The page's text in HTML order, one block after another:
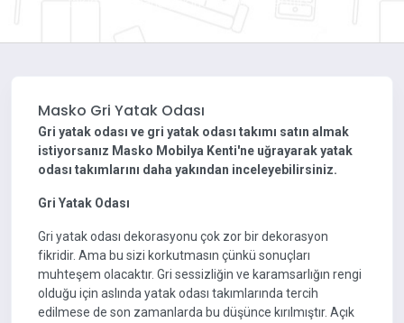
Masko Gri Yatak Odası
Gri yatak odası ve gri yatak odası takımı satın almak
istiyorsanız Masko Mobilya Kenti'ne uğrayarak yatak
odası takımlarını daha yakından inceleyebilirsiniz.
Gri Yatak Odası
Gri yatak odası dekorasyonu çok zor bir dekorasyon
fikridir. Ama bu sizi korkutmasın çünkü sonuçları
muhteşem olacaktır. Gri sessizliğin ve karamsarlığın rengi
olduğu için aslında yatak odası takımlarında tercih
edilmese de son zamanlarda bu düşünce kırılmıştır. Açık